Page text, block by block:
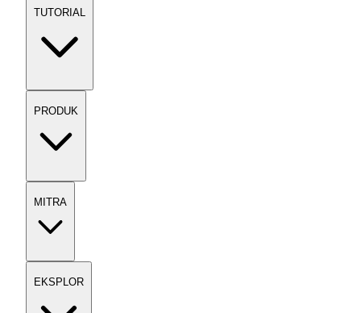
TUTORIAL
PRODUK
MITRA
EKSPLOR